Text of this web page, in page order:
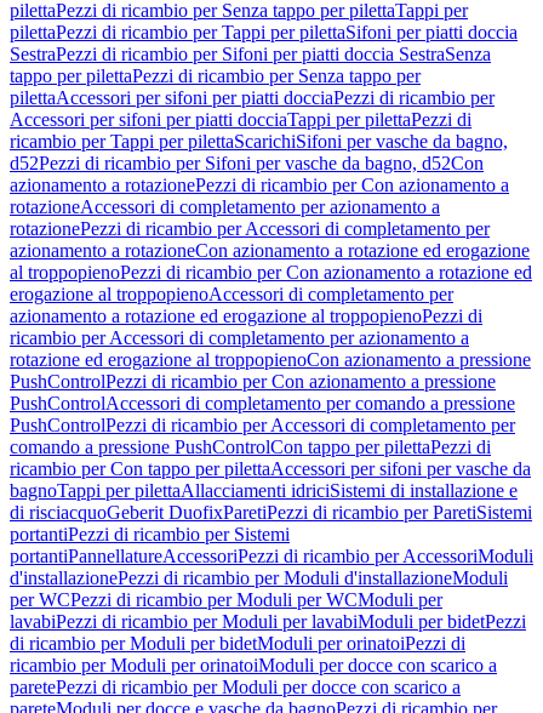
pilettaPezzi di ricambio per Senza tappo per pilettaTappi per
pilettaPezzi di ricambio per Tappi per pilettaSifoni per piatti doccia
SestraPezzi di ricambio per Sifoni per piatti doccia SestraSenza
tappo per pilettaPezzi di ricambio per Senza tappo per
pilettaAccessori per sifoni per piatti docciaPezzi di ricambio per
Accessori per sifoni per piatti docciaTappi per pilettaPezzi di
ricambio per Tappi per pilettaScarichiSifoni per vasche da bagno,
d52Pezzi di ricambio per Sifoni per vasche da bagno, d52Con
azionamento a rotazionePezzi di ricambio per Con azionamento a
rotazioneAccessori di completamento per azionamento a
rotazionePezzi di ricambio per Accessori di completamento per
azionamento a rotazioneCon azionamento a rotazione ed erogazione
al troppopienoPezzi di ricambio per Con azionamento a rotazione ed
erogazione al troppopienoAccessori di completamento per
azionamento a rotazione ed erogazione al troppopienoPezzi di
ricambio per Accessori di completamento per azionamento a
rotazione ed erogazione al troppopienoCon azionamento a pressione
PushControlPezzi di ricambio per Con azionamento a pressione
PushControlAccessori di completamento per comando a pressione
PushControlPezzi di ricambio per Accessori di completamento per
comando a pressione PushControlCon tappo per pilettaPezzi di
ricambio per Con tappo per pilettaAccessori per sifoni per vasche da
bagnoTappi per pilettaAllacciamenti idriciSistemi di installazione e
di risciacquoGeberit DuofixParetiPezzi di ricambio per ParetiSistemi
portantiPezzi di ricambio per Sistemi
portantiPannellatureAccessoriPezzi di ricambio per AccessoriModuli
d'installazionePezzi di ricambio per Moduli d'installazioneModuli
per WCPezzi di ricambio per Moduli per WCModuli per
lavabiPezzi di ricambio per Moduli per lavabiModuli per bidetPezzi
di ricambio per Moduli per bidetModuli per orinatoiPezzi di
ricambio per Moduli per orinatoiModuli per docce con scarico a
paretePezzi di ricambio per Moduli per docce con scarico a
pareteModuli per docce e vasche da bagnoPezzi di ricambio per